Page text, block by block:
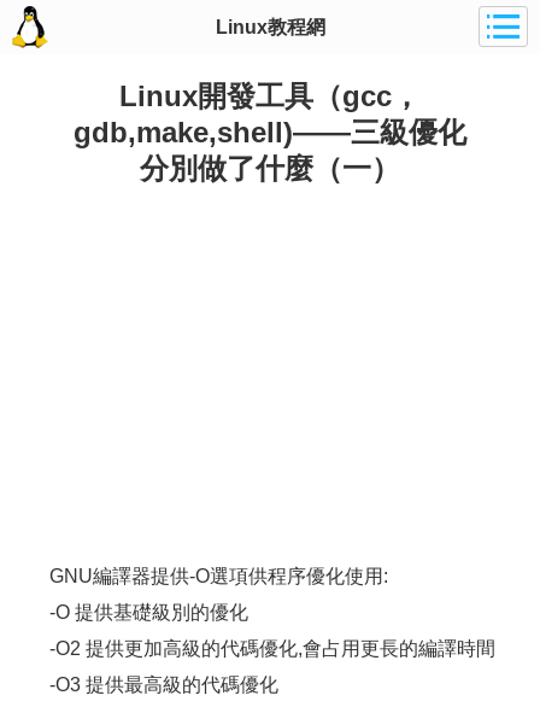
Linux教程網
Linux開發工具（gcc，
gdb,make,shell)——三級優化
分別做了什麼（一）
GNU編譯器提供-O選項供程序優化使用:
-O 提供基礎級別的優化
-O2 提供更加高級的代碼優化,會占用更長的編譯時間
-O3 提供最高級的代碼優化